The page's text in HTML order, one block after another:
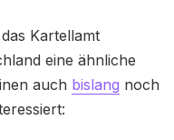
Kartellamt
eine ähnliche
auch bislang noch